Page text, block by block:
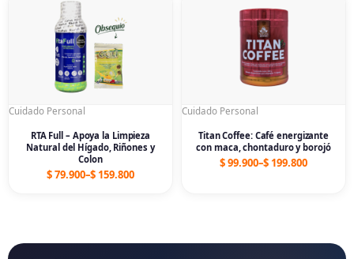
Cuidado Personal
RTA Full – Apoya la Limpieza
Natural del Hígado, Riñones y
Colon
$79.900–$ 159.800
$ 79.900
through
$ 159.800
Cuidado Personal
Titan Coffee: Café energizante
con maca, chontaduro y borojó
$99.900–$ 199.800
range:
$ 99.900
through
$ 199.800